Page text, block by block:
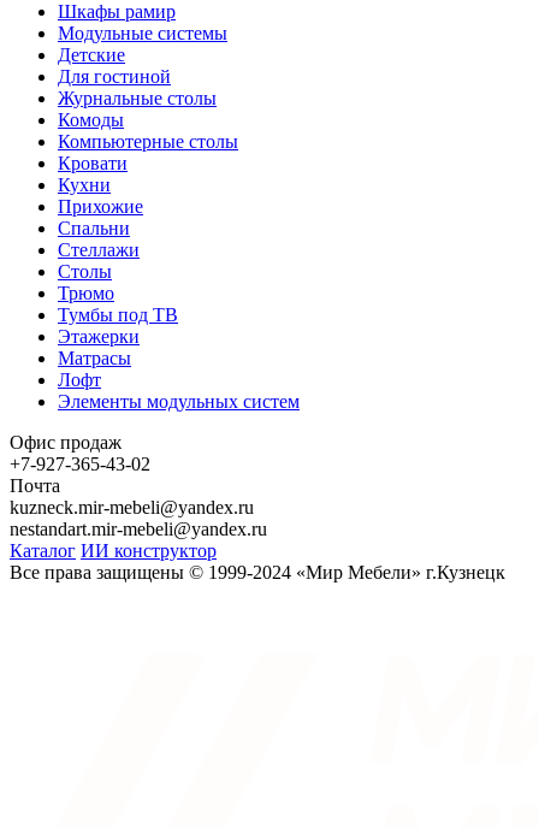
Шкафы рамир
Модульные системы
Детские
Для гостиной
Журнальные столы
Комоды
Компьютерные столы
Кровати
Кухни
Прихожие
Спальни
Стеллажи
Столы
Трюмо
Тумбы под ТВ
Этажерки
Матрасы
Лофт
Элементы модульных систем
Офис продаж
+7-927-365-43-02
Почта
kuzneck.mir-mebeli@yandex.ru
nestandart.mir-mebeli@yandex.ru
Каталог ИИ конструктор
Все права защищены © 1999-2024 «Мир Мебели» г.Кузнецк